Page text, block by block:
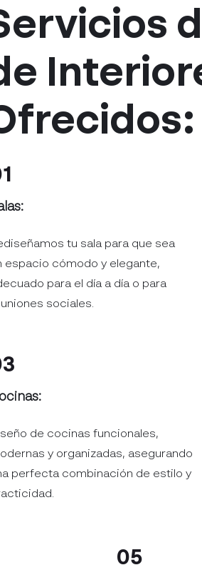
tu sala para que sea
espacio cómodo y elegante,
para el día a día o para
sociales.
de cocinas funcionales,
y organizadas, asegurando
perfecta combinación de estilo y
05